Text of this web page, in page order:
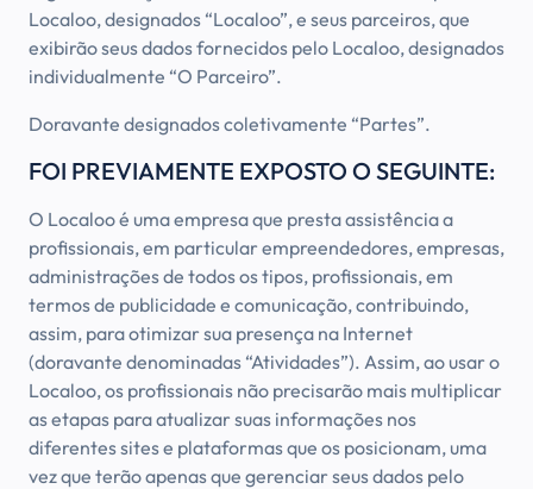
Localoo, designados “Localoo”, e seus parceiros, que
exibirão seus dados fornecidos pelo Localoo, designados
individualmente “O Parceiro”.
Doravante designados coletivamente “Partes”.
FOI PREVIAMENTE EXPOSTO O SEGUINTE:
O Localoo é uma empresa que presta assistência a
profissionais, em particular empreendedores, empresas,
administrações de todos os tipos, profissionais, em
termos de publicidade e comunicação, contribuindo,
assim, para otimizar sua presença na Internet
(doravante denominadas “Atividades”). Assim, ao usar o
Localoo, os profissionais não precisarão mais multiplicar
as etapas para atualizar suas informações nos
diferentes sites e plataformas que os posicionam, uma
vez que terão apenas que gerenciar seus dados pelo